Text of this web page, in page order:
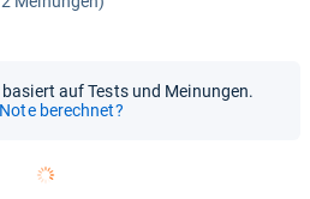
basiert auf Tests und Meinungen.
berechnet?